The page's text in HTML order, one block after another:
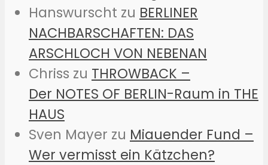
Hanswurscht zu BERLINER
NACHBARSCHAFTEN: DAS
ARSCHLOCH VON NEBENAN
Chriss zu THROWBACK –
Der NOTES OF BERLIN-Raum in THE
HAUS
Sven Mayer zu Miauender Fund –
Wer vermisst ein Kätzchen?